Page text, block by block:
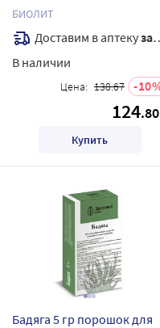
БИОЛИТ
Доставим в аптекузавтра
В наличии
Цена: 138.67 10
124.80
Купить
Бадяга 5 гр порошок для